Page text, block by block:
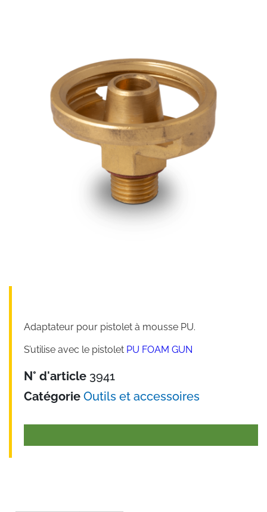
Adaptateur pour pistolet à mousse PU.
S’utilise avec le pistolet PU FOAM GUN
N° d'article 3941
Catégorie Outils et accessoires